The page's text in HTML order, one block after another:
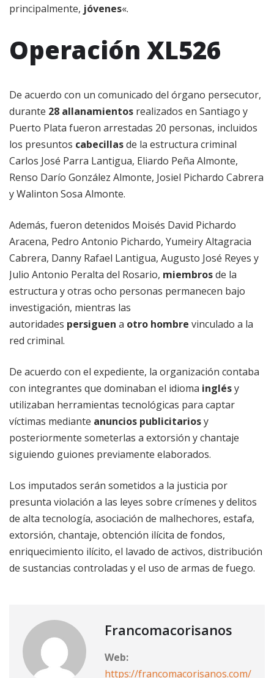
principalmente, jóvenes«.
Operación XL526
De acuerdo con un comunicado del órgano persecutor,
durante 28 allanamientos realizados en Santiago y
Puerto Plata fueron arrestadas 20 personas, incluidos
los presuntos cabecillasde la estructura criminal
Carlos José Parra Lantigua, Eliardo Peña Almonte,
Renso Darío González Almonte, Josiel Pichardo Cabrera
y Walinton Sosa Almonte.
Además, fueron detenidos Moisés David Pichardo
Aracena, Pedro Antonio Pichardo, Yumeiry Altagracia
Cabrera, Danny Rafael Lantigua, Augusto José Reyes y
Julio Antonio Peralta del Rosario, miembrosde la
estructura y otras ocho personas permanecen bajo
investigación, mientras las
autoridades persiguen a otro hombre vinculado a la
red criminal.
De acuerdo con el expediente, la organización contaba
con integrantes que dominaban el idioma inglésy
utilizaban herramientas tecnológicas para captar
víctimas mediante anuncios publicitariosy
posteriormente someterlas a extorsión y chantaje
siguiendo guiones previamente elaborados.
Los imputados serán sometidos a la justicia por
presunta violación a las leyes sobre crímenes y delitos
de alta tecnología, asociación de malhechores, estafa,
extorsión, chantaje, obtención ilícita de fondos,
enriquecimiento ilícito, el lavado de activos, distribución
de sustancias controladas y el uso de armas de fuego.
Francomacorisanos
Web:
https://francomacorisanos.com/